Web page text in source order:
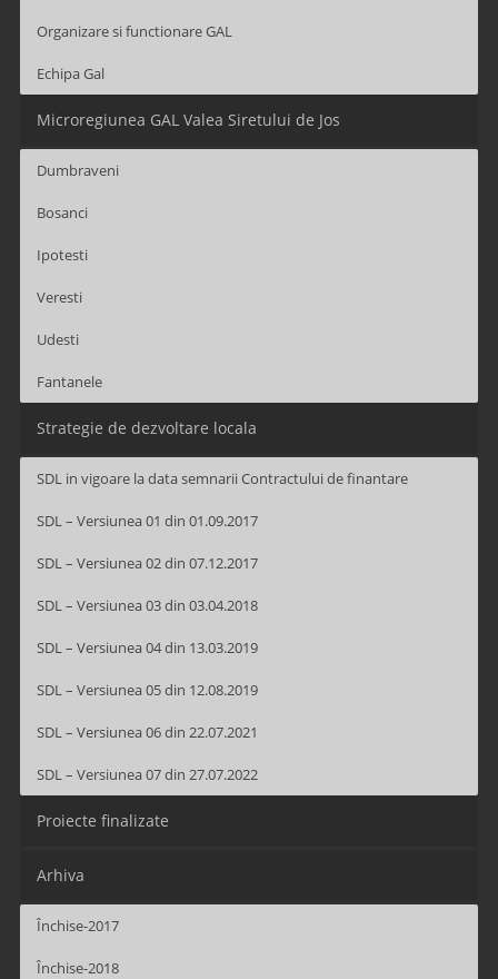
Organizare si functionare GAL
Echipa Gal
Microregiunea GAL Valea Siretului de Jos
Dumbraveni
Bosanci
Ipotesti
Veresti
Udesti
Fantanele
Strategie de dezvoltare locala
SDL in vigoare la data semnarii Contractului de finantare
SDL – Versiunea 01 din 01.09.2017
SDL – Versiunea 02 din 07.12.2017
SDL – Versiunea 03 din 03.04.2018
SDL – Versiunea 04 din 13.03.2019
SDL – Versiunea 05 din 12.08.2019
SDL – Versiunea 06 din 22.07.2021
SDL – Versiunea 07 din 27.07.2022
Proiecte finalizate
Arhiva
Închise-2017
Închise-2018